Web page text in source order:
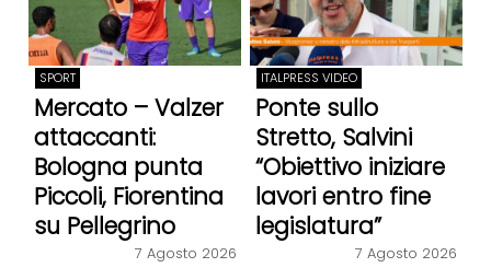
SPORT
Mercato – Valzer
attaccanti:
Bologna punta
Piccoli, Fiorentina
su Pellegrino
7 Agosto 2026
ITALPRESS VIDEO
Ponte sullo
Stretto, Salvini
“Obiettivo iniziare
lavori entro fine
legislatura”
7 Agosto 2026